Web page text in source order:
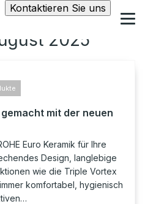
Kontaktieren Sie uns
2025
mit der neuen
Euro Keramik für Ihre
Design, langlebige
wie die Triple Vortex
komfortabel, hygienisch